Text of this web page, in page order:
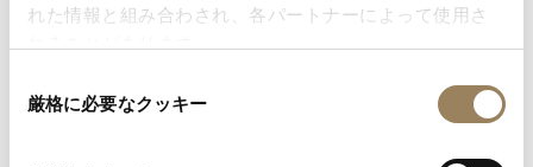
れた情報と組み合わされ、各パートナーによって使用さ
厳格に必要なクッキー